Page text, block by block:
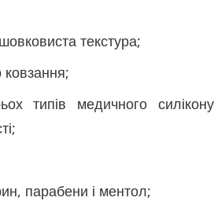
текстура;
типів медичного силікону
парабени і ментол;